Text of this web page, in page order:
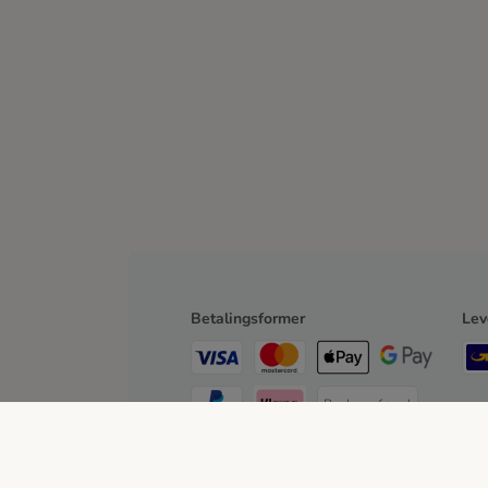
Betalingsformer
Bankoverførsel